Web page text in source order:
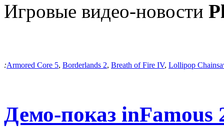
Игровые видео-новости
:Armored Core 5, Borderlands 2, Breath of Fire IV, Lollipop
Демо-показ inFamous